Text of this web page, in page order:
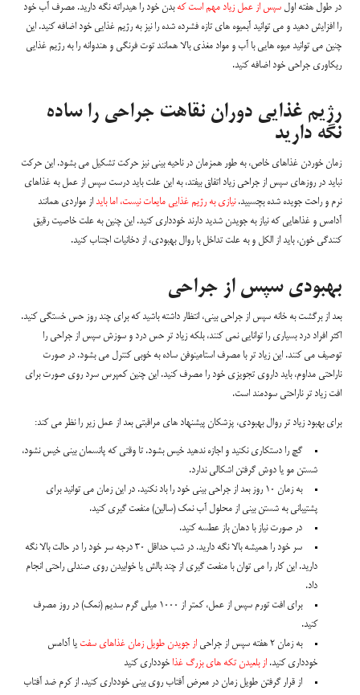
در طول هفته اول سپس از عمل زیاد مهم است که بدن خود را هیدراته نگه دارید. مصرف آب خود
را افزایش دهید و می توانید آبمیوه های تازه فشرده شده را نیز به رژیم غذایی خود اضافه کنید. این
چنین می توانید میوه هایی با آب و مواد مغذی بالا همانند توت فرنگی و هندوانه را به رژیم غذایی
ریکاوری جراحی خود اضافه کنید.
رژیم غذایی دوران نقاهت جراحی را ساده
نگه دارید
زمان خوردن غذاهای خاص، به طور همزمان در ناحیه بینی نیز حرکت تشکیل می بشود. این حرکت
نباید در روزهای سپس از جراحی زیاد اتفاق بیفتد، به این علت باید درست سپس از عمل به غذاهای
نرم و راحت جویده شده بچسبید.نیازی به رژیم غذایی مایعات نیست، اما باید از مواردی همانند
آدامس و غذاهایی که نیاز به جویدن شدید دارند خودداری کنید. این چنین به علت خاصیت رقیق
کنندگی خون، باید از الکل و به علت تداخل با روال بهبودی، از دخانیات اجتناب کنید.
بهبودی سپس از جراحی
بعد از برگشت به خانه سپس از جراحی بینی، انتظار داشته باشید که برای چند روز حس خستگی کنید.
اکثر افراد درد بسیاری را توانایی نمی کنند، بلکه زیاد تر حس درد و سوزش سپس از جراحی را
توصیف می کنند. این زیاد تر با مصرف استامینوفن ساده به خوبی کنترل می بشود. در صورت
ناراحتی مداوم، باید داروی تجویزی خود را مصرف کنید. این چنین کمپرس سرد روی صورت برای
افت زیاد تر ناراحتی سودمند است.
برای بهبود زیاد تر روال بهبودی، پزشکان پیشنهاد های مراقبتی بعد از عمل زیر را نظر می کند:
گچ را دستکاری نکنید و اجازه ندهید خیس بشود. تا وقتی که پانسمان بینی خیس نشود،
شستن مو یا دوش گرفتن اشکالی ندارد.
به زمان 10 روز بعد از جراحی بینی خود را باد نکنید. در این زمان می توانید برای
پشتیبانی به شستن بینی از محلول آب نمک (سالین) منفعت گیری کنید.
در صورت نیاز با دهان باز عطسه کنید.
سر خود را همیشه بالا نگه دارید. در شب حداقل 30 درجه سر خود را در حالت بالا نگه
دارید. این کار را می توان با منفعت گیری از چند بالش یا خوابیدن روی صندلی راحتی انجام
داد.
برای افت تورم سپس از عمل، کمتر از 1000 میلی گرم سدیم (نمک) در روز مصرف
کنید.
به زمان 2 هفته سپس از جراحی
از جویدن طویل زمان غذاهای سفت یا آدامس
خودداری کنید.از بلعیدن تکه های بزرگ غذا خودداری کنید
از قرار گرفتن طویل زمان در معرض آفتاب روی بینی خودداری کنید. از کرم ضد آفتاب